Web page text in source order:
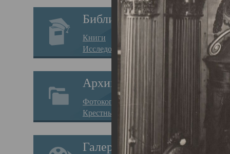
Библиотека
Книги
Исследования
Архив
Фотокопии дел
Крестные ходы
Галерея